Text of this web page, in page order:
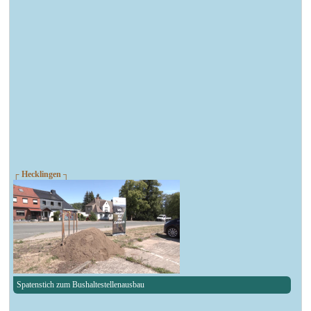
┌ Hecklingen ┐
Spatenstich zum Bushaltestellenausbau